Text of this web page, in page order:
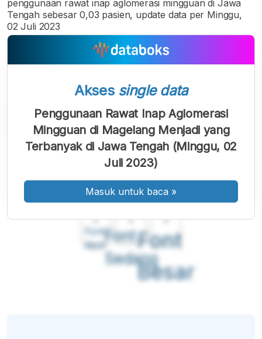
penggunaan rawat inap aglomerasi mingguan di Jawa
Tengah sebesar 0,03 pasien, update data per Minggu,
02 Juli 2023
A
Font
Kecil
A
Font
Sedang
A
Font
Besar
Akses single data
Penggunaan Rawat Inap Aglomerasi
Mingguan di Magelang Menjadi yang
Terbanyak di Jawa Tengah (Minggu, 02
Juli 2023)
Masuk untuk baca »